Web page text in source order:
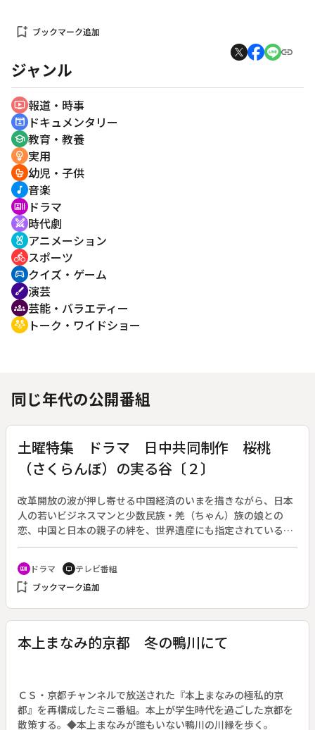
bookmark_add ブックマーク追加
ジャンル
ondemand_video 報道・時事
cinematic_blur ドキュメンタリー
school 教育・教養
emoji_objects 実用
crib 幼児・子供
music_note 音楽
recent_actors ドラマ
swords 時代劇
cruelty_free アニメーション
directions_bike スポーツ
sports_esports クイズ・ゲーム
brush 演芸
groups 芸能・バラエティー
adaptive_audio_mic トーク・ワイドショー
同じ年代の公開番組
土曜特集 ドラマ 日中共同制作 桜桃
（さくらんぼ）の実る谷〔２〕
改革開放の波が押し寄せる中国経済のいまを描きながら、日本
人の若いビジネスマンと少数民族・羌（ちゃん）族の娘との
恋、中国と日本の親子の絆を、世界遺産にも指定されている九
寨溝を舞台に描く全２回のドラマ。（前編は１９日に放送）◆
姿を消した恩厚を探し当てた健也と春桃。恩厚もまた商売相手
にだまされて借金を背負っていたのだった。健也は肩代わりを
申し出るが、恩厚と春桃の母・楊珠は、家族全員で借金を返す
recent_actors ドラマ tv テレビ番組
bookmark_add ブックマーク追加
本上まなみ的京都 冬の鴨川にて
ＣＳ・京都チャンネルで放送された『本上まなみの極私的京
都』を再構成したミニ番組。本上が学生時代を過ごした京都を
散策する。◆本上まなみが誰もいない鴨川の川縁を歩く。